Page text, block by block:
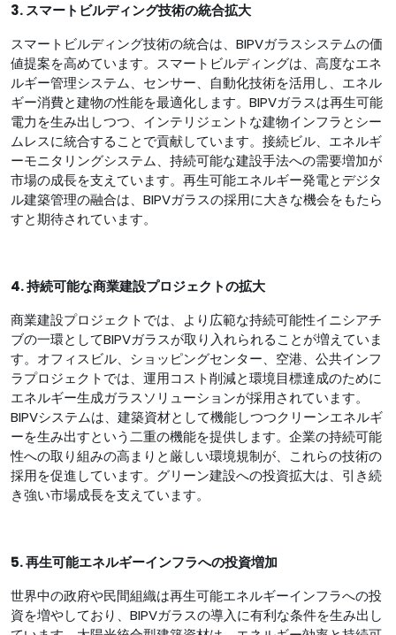
3. スマートビルディング技術の統合拡大
スマートビルディング技術の統合は、BIPVガラスシステムの価
値提案を高めています。スマートビルディングは、高度なエネ
ルギー管理システム、センサー、自動化技術を活用し、エネル
ギー消費と建物の性能を最適化します。BIPVガラスは再生可能
電力を生み出しつつ、インテリジェントな建物インフラとシー
ムレスに統合することで貢献しています。接続ビル、エネルギ
ーモニタリングシステム、持続可能な建設手法への需要増加が
市場の成長を支えています。再生可能エネルギー発電とデジタ
ル建築管理の融合は、BIPVガラスの採用に大きな機会をもたら
すと期待されています。
4. 持続可能な商業建設プロジェクトの拡大
商業建設プロジェクトでは、より広範な持続可能性イニシアチ
ブの一環としてBIPVガラスが取り入れられることが増えていま
す。オフィスビル、ショッピングセンター、空港、公共インフ
ラプロジェクトでは、運用コスト削減と環境目標達成のために
エネルギー生成ガラスソリューションが採用されています。
BIPVシステムは、建築資材として機能しつつクリーンエネルギ
ーを生み出すという二重の機能を提供します。企業の持続可能
性への取り組みの高まりと厳しい環境規制が、これらの技術の
採用を促進しています。グリーン建設への投資拡大は、引き続
き強い市場成長を支えています。
5. 再生可能エネルギーインフラへの投資増加
世界中の政府や民間組織は再生可能エネルギーインフラへの投
資を増やしており、BIPVガラスの導入に有利な条件を生み出し